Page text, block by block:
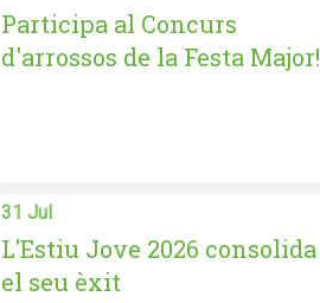
Participa al Concurs
d'arrossos de la Festa Major!
31 Jul
L'Estiu Jove 2026 consolida
el seu èxit